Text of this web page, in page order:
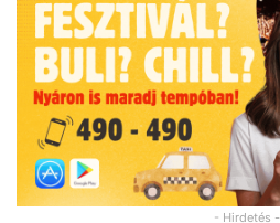
- Hirdetés -